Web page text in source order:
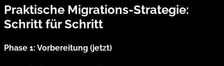
Praktische Migrations-Strategie:
Schritt für Schritt
Phase 1: Vorbereitung (jetzt)